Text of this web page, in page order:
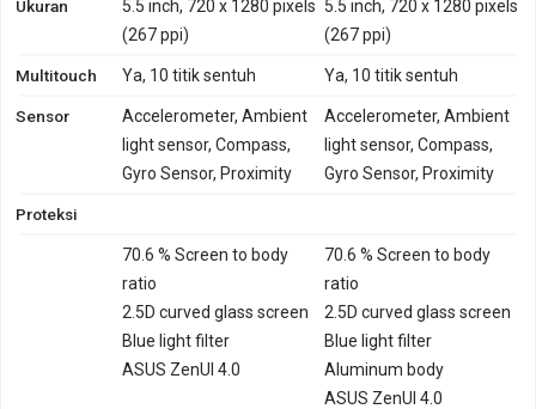
Pada segmen fotografi, Asus Zenfone 4 Selfie
menawarkan kamera utama di body belakang dengan
jumlah lensa yang sama. Berikut rincian spesifikasi
kamera keduanya:
Kamera Asus Zenfone 4 Selfie ZD553KL
Kamera depan
:1 Lensa (Dual Camera 20 MP (Aperture F/2.0,
31mm, OmniVision OV20880, PureCel) & 8 MP (12mm,
OmniVision OV8856, 6 element lens), 1080@30fps,)
1800, 2100, 2600 - versi
Taiwan, Jepang,
Hongkong, Philipina,
Taiwan, Jepang,
Hongkong, Philipina,
EDGE
Ya Ya
Ukuran
5.5 inch, 720 x 1280 pixels
(267 ppi)
5.5 inch, 720 x 1280 pixels
(267 ppi)
Multitouch Ya, 10 titik sentuh Ya, 10 titik sentuh
Sensor
Accelerometer, Ambient
light sensor, Compass,
Gyro Sensor, Proximity
Accelerometer, Ambient
light sensor, Compass,
Gyro Sensor, Proximity
Proteksi
70.6 % Screen to body
ratio
2.5D curved glass screen
Blue light filter
ASUS ZenUI 4.0
70.6 % Screen to body
ratio
2.5D curved glass screen
Blue light filter
Aluminum body
ASUS ZenUI 4.0